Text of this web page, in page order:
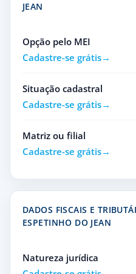
JEAN
Opção pelo MEI
Cadastre-se grátis
Situação cadastral
Cadastre-se grátis
Matriz ou filial
Cadastre-se grátis
DADOS FISCAIS E
ESPETINHO DO JEAN
Natureza jurídica